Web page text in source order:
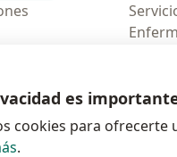
es
cookies para ofrecerte
.